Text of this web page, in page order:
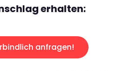
erhalten:
anfragen!